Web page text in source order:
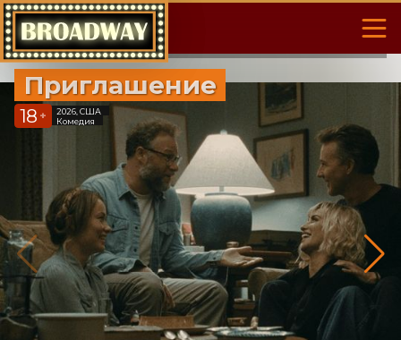
Приглашение
18 +
2026, США
Комедия